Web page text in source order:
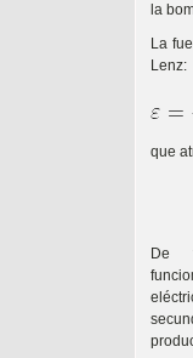
la
La
Lenz:
que
De